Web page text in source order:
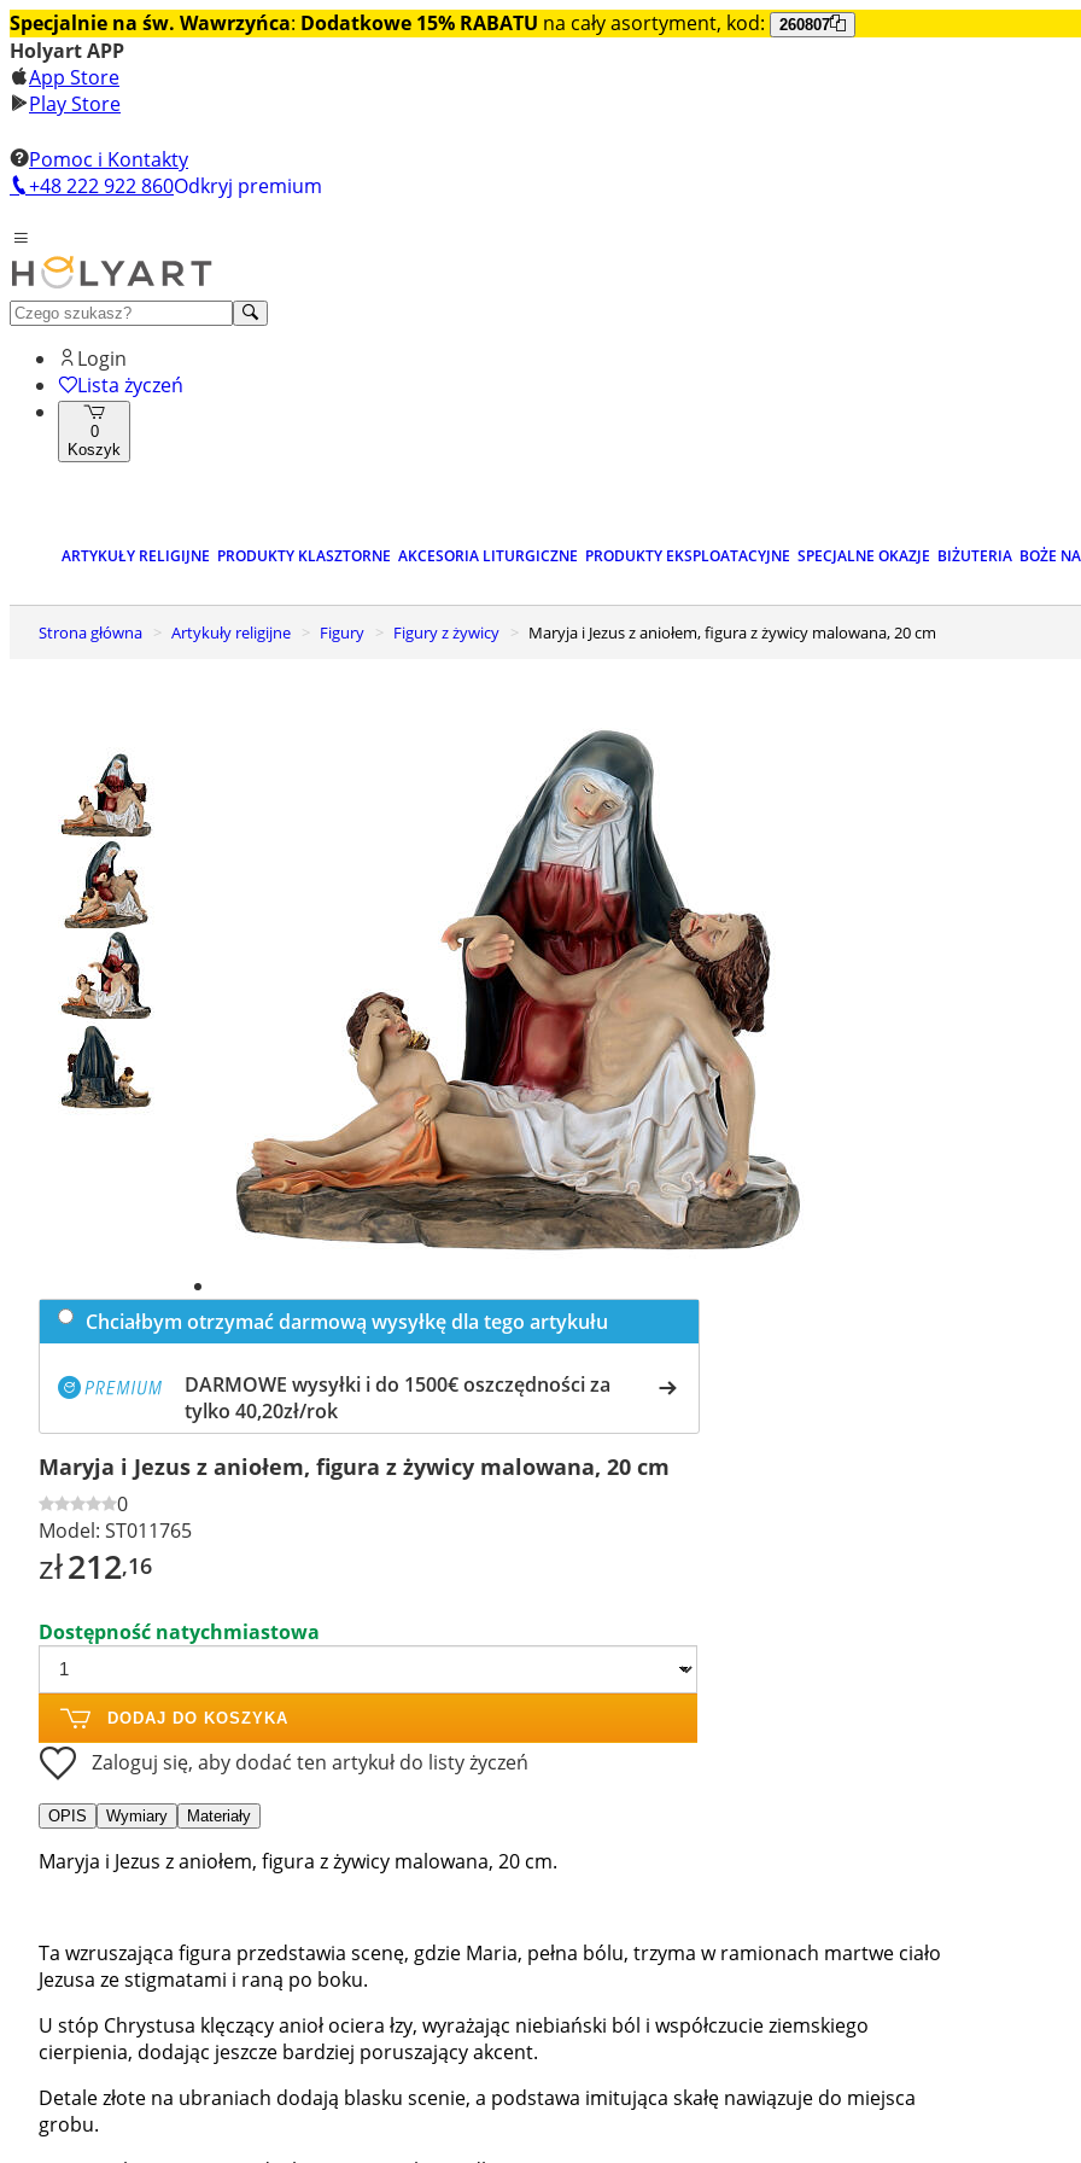
Specjalnie na św. Wawrzyńca: Dodatkowe 15% RABATU na cały asortyment, kod: 260807
Holyart APP
App Store
Play Store
Pomoc i Kontakty
+48 222 922 860Odkryj premium
Login
Lista życzeń
0
Koszyk
ARTYKUŁY RELIGIJNE PRODUKTY KLASZTORNE AKCESORIA LITURGICZNE PRODUKTY EKSPLOATACYJNE SPECJALNE OKAZJE BIŻUTERIA BOŻE
Strona główna Artykuły religijne Figury Figury z żywicy Maryja i Jezus z aniołem, figura z żywicy malowana, 20 cm
Chciałbym otrzymać darmową wysyłkę dla tego artykułu
DARMOWE wysyłki i do 1500€ oszczędności za
tylko 40,20zł/rok
Maryja i Jezus z aniołem, figura z żywicy malowana, 20 cm
0
Model: ST011765
zł212,16
Dostępność natychmiastowa
DODAJ DO KOSZYKA
Zaloguj się, aby dodać ten artykuł do listy życzeń
OPIS Wymiary Materiały
Maryja i Jezus z aniołem, figura z żywicy malowana, 20 cm.
Ta wzruszająca figura przedstawia scenę, gdzie Maria, pełna bólu, trzyma w ramionach martwe ciało
Jezusa ze stigmatami i raną po boku.
U stóp Chrystusa klęczący anioł ociera łzy, wyrażając niebiański ból i współczucie ziemskiego
cierpienia, dodając jeszcze bardziej poruszający akcent.
Detale złote na ubraniach dodają blasku scenie, a podstawa imitująca skałę nawiązuje do miejsca
grobu.